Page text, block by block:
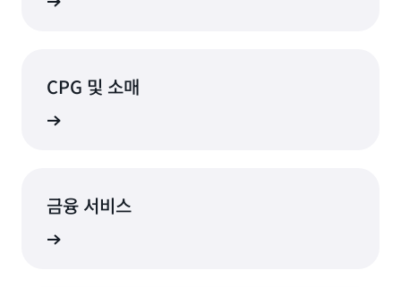
CPG 및 소매
금융 서비스